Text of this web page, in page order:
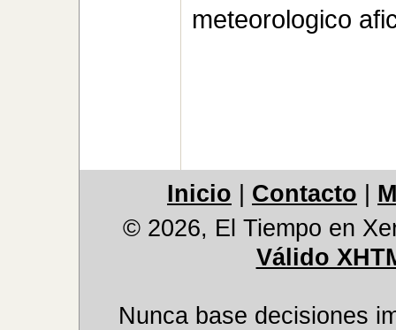
meteorologico
Inicio Contacto
© 2026, El Tiempo en
Válido
Nunca base decisiones